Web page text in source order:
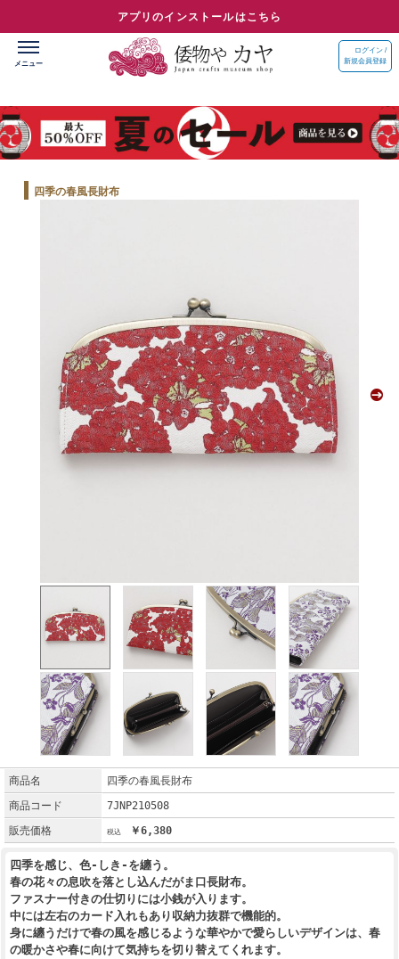
アプリのインストールはこちら
ログイン /
新規会員登録
四季の春風長財布
商品名
四季の春風長財布
商品コード
7JNP210508
販売価格
￥6,380
四季を感じ、色-しき-を纏う。
春の花々の息吹を落とし込んだがま口長財布。
ファスナー付きの仕切りには小銭が入ります。
中には左右のカード入れもあり収納力抜群で機能的。
身に纏うだけで春の風を感じるような華やかで愛らしいデザインは、春
の暖かさや春に向けて気持ちを切り替えてくれます。